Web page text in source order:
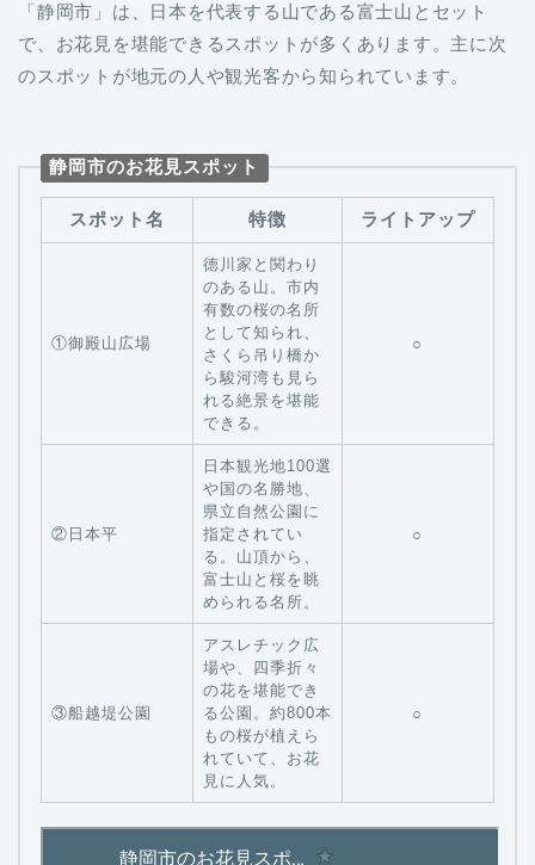
「静岡市」は、日本を代表する山である富士山とセット
で、お花見を堪能できるスポットが多くあります。主に次
のスポットが地元の人や観光客から知られています。
静岡市のお花見スポット
スポット名 特徴 ライトアップ
①御殿山広場
徳川家と関わり
のある山。市内
有数の桜の名所
として知られ、
さくら吊り橋か
ら駿河湾も見ら
れる絶景を堪能
できる。
○
②日本平
日本観光地100選
や国の名勝地、
県立自然公園に
指定されてい
る。山頂から、
富士山と桜を眺
められる名所。
○
③船越堤公園
アスレチック広
場や、四季折々
の花を堪能でき
る公園。約800本
もの桜が植えら
れていて、お花
見に人気。
○